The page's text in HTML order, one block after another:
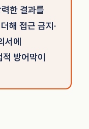
한 결과를
해 접근 금지·
서에
방어막이